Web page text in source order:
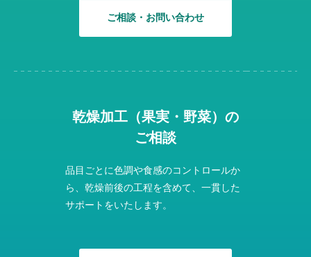
ご相談・お問い合わせ
乾燥加工（果実・野菜）の
ご相談
品目ごとに色調や食感のコントロールか
ら、乾燥前後の工程を含めて、一貫した
サポートをいたします。